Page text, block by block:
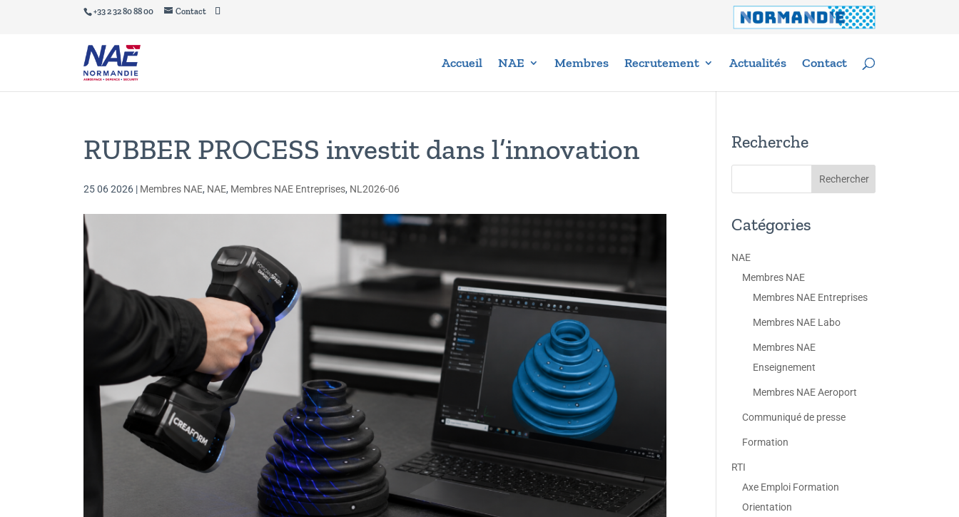
+33 2 32 80 88 00 Contact
Accueil NAE Membres Recrutement Actualités Contact
RUBBER PROCESS investit dans l’innovation
25 06 2026 | Membres NAE, NAE, Membres NAE Entreprises, NL2026-06
Recherche
Catégories
NAE
Membres NAE
Membres NAE Entreprises
Membres NAE Labo
Membres NAE
Enseignement
Membres NAE Aeroport
Communiqué de presse
Formation
RTI
Axe Emploi Formation
Orientation